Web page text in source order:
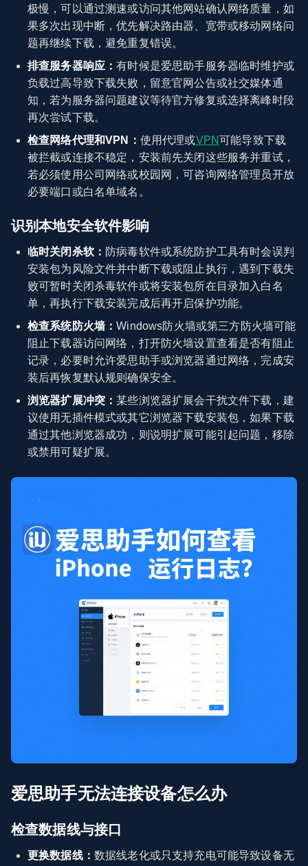
极慢，可以通过测速或访问其他网站确认网络质量，如
果多次出现中断，优先解决路由器、宽带或移动网络问
题再继续下载，避免重复错误。
排查服务器响应：有时候是爱思助手服务器临时维护或
负载过高导致下载失败，留意官网公告或社交媒体通
知，若为服务器问题建议等待官方修复或选择离峰时段
再次尝试下载。
检查网络代理和VPN： 使用代理或VPN可能导致下载
被拦截或连接不稳定，安装前先关闭这些服务并重试，
若必须使用公司网络或校园网，可咨询网络管理员开放
必要端口或白名单域名。
识别本地安全软件影响
临时关闭杀软： 防病毒软件或系统防护工具有时会误判
安装包为风险文件并中断下载或阻止执行，遇到下载失
败可暂时关闭杀毒软件或将安装包所在目录加入白名
单，再执行下载安装完成后再开启保护功能。
检查系统防火墙：Windows防火墙或第三方防火墙可能
阻止下载器访问网络，打开防火墙设置查看是否有阻止
记录，必要时允许爱思助手或浏览器通过网络，完成安
装后再恢复默认规则确保安全。
浏览器扩展冲突：某些浏览器扩展会干扰文件下载，建
议使用无插件模式或其它浏览器下载安装包，如果下载
通过其他浏览器成功，则说明扩展可能引起问题，移除
或禁用可疑扩展。
爱思助手无法连接设备怎么办
检查数据线与接口
更换数据线： 数据线老化或只支持充电可能导致设备无